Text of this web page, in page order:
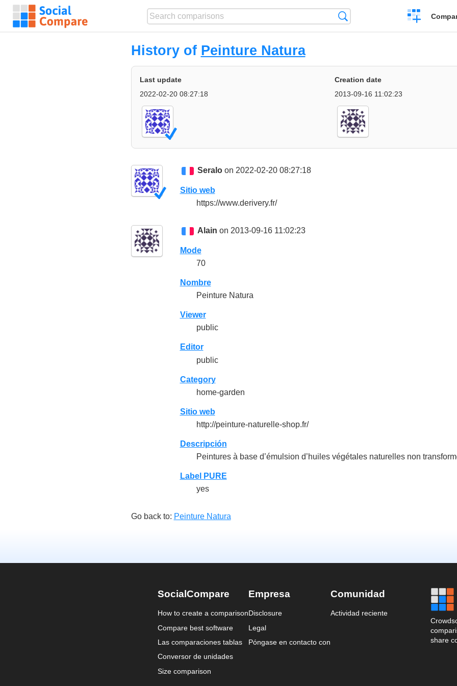
Crear
una
History of Peinture Natura
Last update
2022-02-20 08:27:18
Creation date
2013-09-16 11:02:23
Seraloon 2022-02-20 08:27:18
Sitio web
https://www.derivery.fr/
Alain on 2013-09-16 11:02:23
Mode
70
Nombre
Peinture Natura
Viewer
public
Editor
public
Category
home-garden
Sitio web
http://peinture-naturelle-shop.fr/
Descripción
Peintures à base d’émulsion d’huiles végétales naturelles non
Label PURE
yes
Go back to: Peinture Natura
SocialCompare
How to create a comparison
Compare best software
Las comparaciones tablas
Conversor de unidades
Size comparison
Empresa
Disclosure
Legal
Póngase en contacto con
Comunidad
Actividad reciente
share